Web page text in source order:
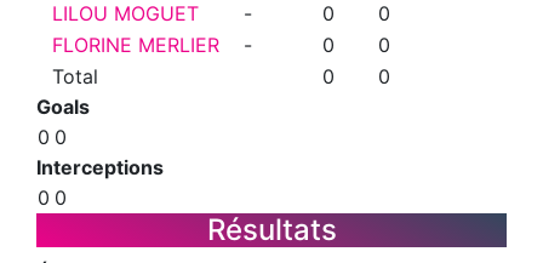
LILOU MOGUET - 0
0
FLORINE MERLIER
- 0
0
Total
0
0
Goals
0 0
Interceptions
0 0
Résultats